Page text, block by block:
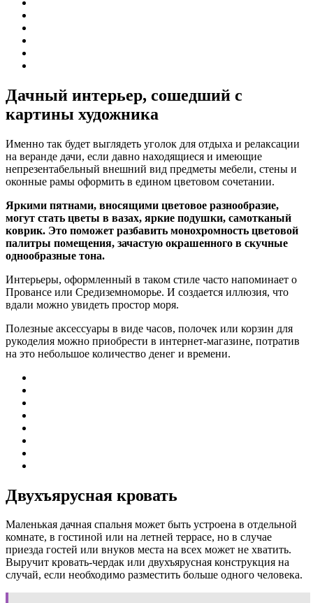
Дачный интерьер, сошедший с
картины художника
Именно так будет выглядеть уголок для отдыха и релаксации
на веранде дачи, если давно находящиеся и имеющие
непрезентабельный внешний вид предметы мебели, стены и
оконные рамы оформить в едином цветовом сочетании.
Яркими пятнами, вносящими цветовое разнообразие,
могут стать цветы в вазах, яркие подушки, самотканый
коврик. Это поможет разбавить монохромность цветовой
палитры помещения, зачастую окрашенного в скучные
однообразные тона.
Интерьеры, оформленный в таком стиле часто напоминает о
Провансе или Средиземноморье. И создается иллюзия, что
вдали можно увидеть простор моря.
Полезные аксессуары в виде часов, полочек или корзин для
рукоделия можно приобрести в интернет-магазине, потратив
на это небольшое количество денег и времени.
Двухъярусная кровать
Маленькая дачная спальня может быть устроена в отдельной
комнате, в гостиной или на летней террасе, но в случае
приезда гостей или внуков места на всех может не хватить.
Выручит кровать-чердак или двухъярусная конструкция на
случай, если необходимо разместить больше одного человека.